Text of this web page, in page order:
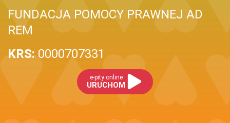
FUNDACJA POMOCY PRAWNEJ AD
REM
KRS: 0000707331
e-pity online
URUCHOM